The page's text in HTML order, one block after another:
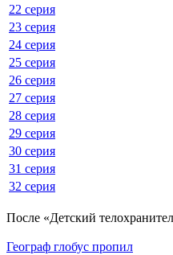
22 серия
23 серия
24 серия
25 серия
26 серия
27 серия
28 серия
29 серия
30 серия
31 серия
32 серия
По­сле «Детский
Географ глобус пропил